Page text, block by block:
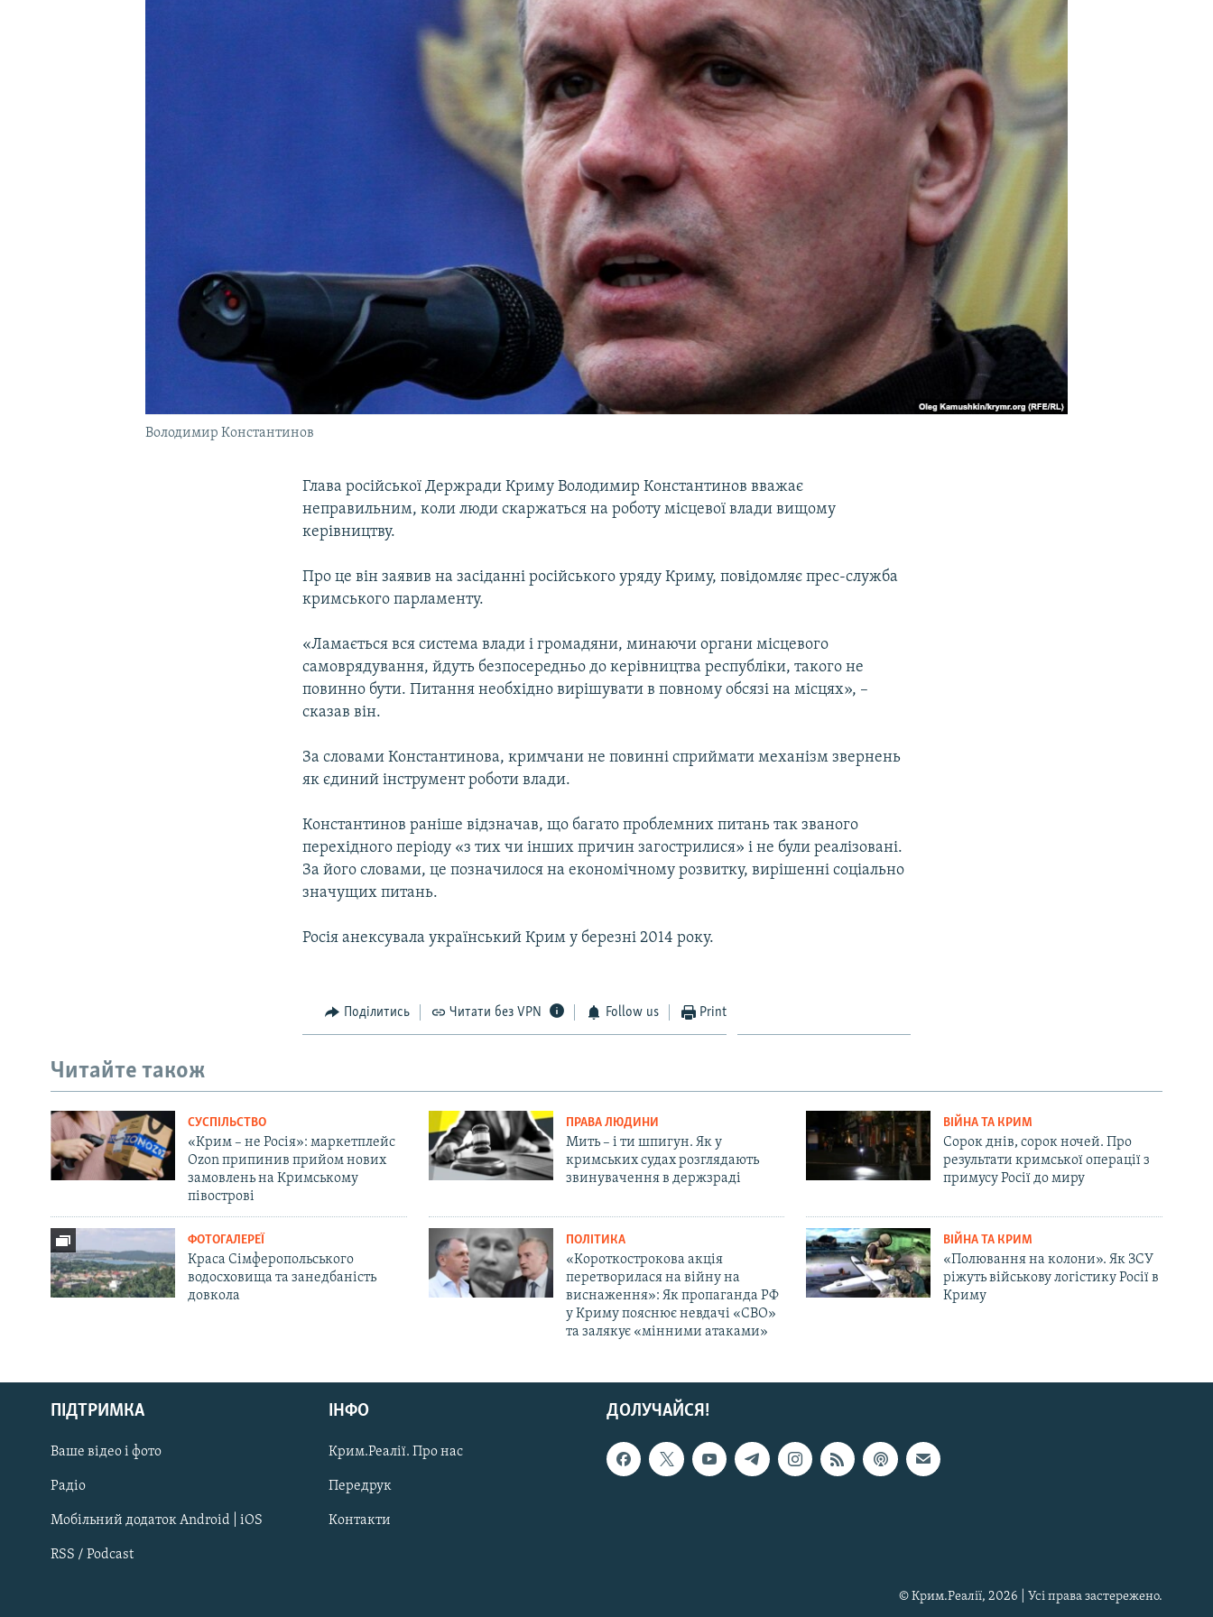
Русский
Qırımtatar
ДОЛУЧАЙСЯ!
Володимир Константинов
Глава російської Держради Криму Володимир Константинов вважає
неправильним, коли люди скаржаться на роботу місцевої влади вищому
керівництву.
Про це він заявив на засіданні російського уряду Криму, повідомляє прес-служба
кримського парламенту.
«Ламається вся система влади і громадяни, минаючи органи місцевого
самоврядування, йдуть безпосередньо до керівництва республіки, такого не
повинно бути. Питання необхідно вирішувати в повному обсязі на місцях», –
сказав він.
За словами Константинова, кримчани не повинні сприймати механізм звернень
як єдиний інструмент роботи влади.
Константинов раніше відзначав, що багато проблемних питань так званого
перехідного періоду «з тих чи інших причин загострилися» і не були реалізовані.
За його словами, це позначилося на економічному розвитку, вирішенні соціально
значущих питань.
Росія анексувала український Крим у березні 2014 року.
Поділитись Читати без VPN Follow us Print
Читайте також
СУСПІЛЬСТВО
«Крим – не Росія»: маркетплейс
Ozon припинив прийом нових
замовлень на Кримському
півострові
ПРАВА ЛЮДИНИ
Мить – і ти шпигун. Як у
кримських судах розглядають
звинувачення в держзраді
ВІЙНА ТА КРИМ
Сорок днів, сорок ночей. Про
результати кримської операції з
примусу Росії до миру
ФОТОГАЛЕРЕЇ
Краса Сімферопольського
водосховища та занедбаність
довкола
ПОЛІТИКА
«Короткострокова акція
перетворилася на війну на
виснаження»: Як пропаганда РФ
у Криму пояснює невдачі «СВО»
та залякує «мінними атаками»
ВІЙНА ТА КРИМ
«Полювання на колони». Як ЗСУ
ріжуть військову логістику Росії в
Криму
ДОЛУЧАЙСЯ!
ПІДТРИМКА
Ваше відео і фото
Радіо
Мобільний додаток Android | iOS
RSS / Podcast
ІНФО
Крим.Реалії. Про нас
Передрук
Контакти
© Крим.Реалії, 2026 | Усі права застережено.